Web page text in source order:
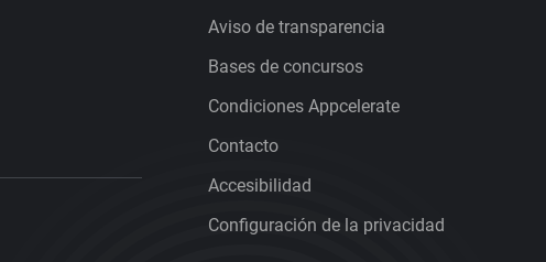
Aviso de transparencia
Bases de concursos
Condiciones Appcelerate
Contacto
Accesibilidad
Configuración de la privacidad